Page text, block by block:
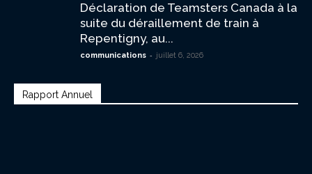
Déclaration de Teamsters Canada à la
suite du déraillement de train à
Repentigny, au...
communications - juillet 6, 2026
Rapport Annuel